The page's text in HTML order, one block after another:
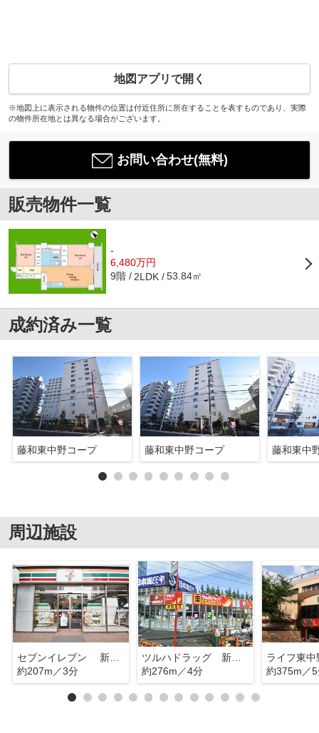
地図アプリで開く
※地図上に表示される物件の位置は付近住所に所在することを表すものであり、実際
の物件所在地とは異なる場合がございます。
お問い合わせ(無料)
販売物件一覧
-
6,480万円
9階 2LDK 53.84㎡
成約済み一覧
藤和東中野コープ 藤和東中野コープ 藤和東中
周辺施設
セブンイレブン 新宿落合駅前
約207m／3分
ツルハドラッグ 新宿上落合店
約276m／4分
ライフ東中
約375m／